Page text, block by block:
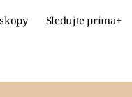
Sledujte prima+